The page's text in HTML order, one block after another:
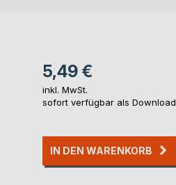
5,49 €
inkl. MwSt.
sofort verfügbar als Download
IN DEN WARENKORB